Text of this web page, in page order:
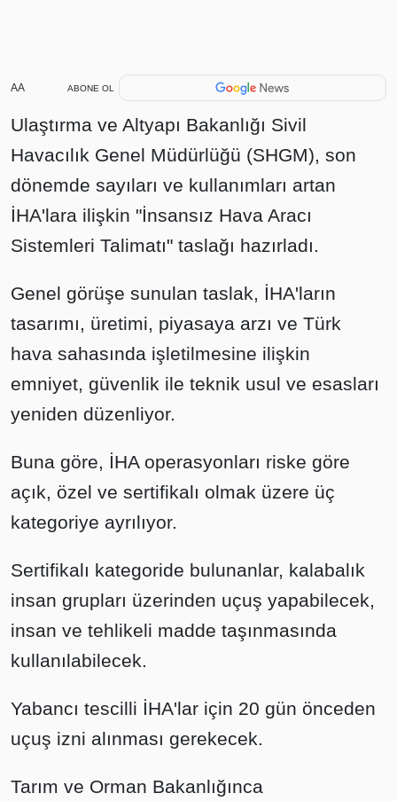
AA ABONE OL
Ulaştırma ve Altyapı Bakanlığı Sivil
Havacılık Genel Müdürlüğü (SHGM), son
dönemde sayıları ve kullanımları artan
İHA'lara ilişkin "İnsansız Hava Aracı
Sistemleri Talimatı" taslağı hazırladı.
Genel görüşe sunulan taslak, İHA'ların
tasarımı, üretimi, piyasaya arzı ve Türk
hava sahasında işletilmesine ilişkin
emniyet, güvenlik ile teknik usul ve esasları
yeniden düzenliyor.
Buna göre, İHA operasyonları riske göre
açık, özel ve sertifikalı olmak üzere üç
kategoriye ayrılıyor.
Sertifikalı kategoride bulunanlar, kalabalık
insan grupları üzerinden uçuş yapabilecek,
insan ve tehlikeli madde taşınmasında
kullanılabilecek.
Yabancı tescilli İHA'lar için 20 gün önceden
uçuş izni alınması gerekecek.
Tarım ve Orman Bakanlığınca